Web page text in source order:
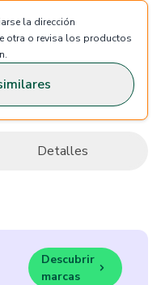
la dirección
otra o revisa los productos
Detalles
Descubrir
marcas